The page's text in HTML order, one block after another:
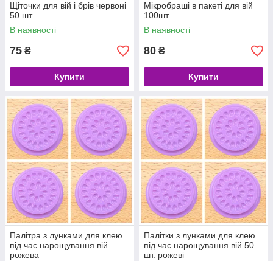
Щіточки для вій і брів червоні
50 шт.
В наявності
75 ₴
Купити
Мікробраші в пакеті для вій
100шт
В наявності
80 ₴
Купити
Палітра з лунками для клею
під час нарощування вій
рожева
Палітки з лунками для клею
під час нарощування вій 50
шт. рожеві